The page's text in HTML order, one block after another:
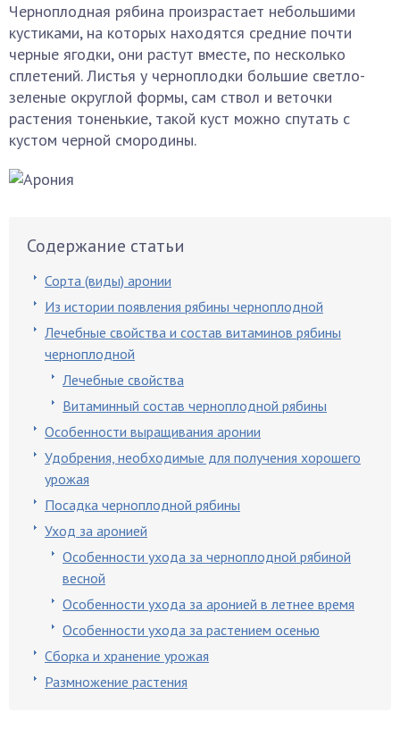
Черноплодная рябина произрастает небольшими
кустиками, на которых находятся средние почти
черные ягодки, они растут вместе, по несколько
сплетений. Листья у черноплодки большие светло-
зеленые округлой формы, сам ствол и веточки
растения тоненькие, такой куст можно спутать с
кустом черной смородины.
Содержание статьи
Сорта (виды) аронии
Из истории появления рябины черноплодной
Лечебные свойства и состав витаминов рябины
черноплодной
Лечебные свойства
Витаминный состав черноплодной рябины
Особенности выращивания аронии
Удобрения, необходимые для получения хорошего
урожая
Посадка черноплодной рябины
Уход за аронией
Особенности ухода за черноплодной рябиной
весной
Особенности ухода за аронией в летнее время
Особенности ухода за растением осенью
Сборка и хранение урожая
Размножение растения